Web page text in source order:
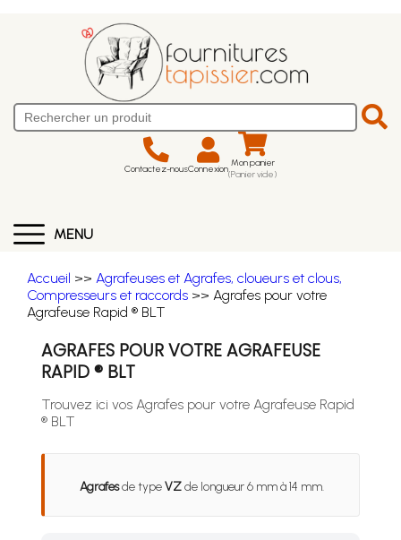
Contactez-nousConnexion Mon panier
(Panier vide)
MENU
Accueil >> Agrafeuses et Agrafes, cloueurs et clous,
Compresseurs et raccords >> Agrafes pour votre
Agrafeuse Rapid ® BLT
AGRAFES POUR VOTRE AGRAFEUSE
RAPID ® BLT
Trouvez ici vos Agrafes pour votre Agrafeuse Rapid
® BLT
Agrafesde typeVZde longueur 6 mm à 14 mm.